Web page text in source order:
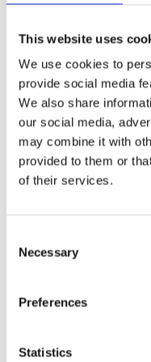
This website uses
We use cookies to
provide social media
We also share
our social media,
may combine it with
provided to them or
of their services.
Selection
Necessary
Preferences
Statistics
απορρήτου
Cookies
Πίσω στις κατηγορίες
που θα σας
Η ακτοπλοϊκή εταιρεία